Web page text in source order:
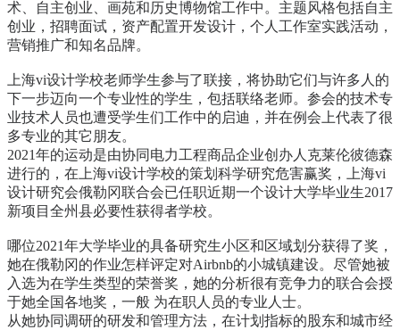
术、自主创业、画苑和历史博物馆工作中。主题风格包括自主
创业，招聘面试，资产配置开发设计，个人工作室实践活动，
营销推广和知名品牌。
上海vi设计学校老师学生参与了联接，将协助它们与许多人的
下一步迈向一个专业性的学生，包括联络老师。参会的技术专
业技术人员也遭受学生们工作中的启迪，并在例会上代表了很
多专业的其它朋友。
2021年的运动是由协同电力工程商品企业创办人克莱伦彼德森
进行的，在上海vi设计学校的策划科学研究危害赢奖，上海vi
设计研究会俄勒冈联合会已任职近期一个设计大学毕业生2017
新项目全州县必要性获得者学校。
哪位2021年大学毕业的具备研究生小区和区域划分获得了奖，
她在俄勒冈的作业怎样评定对Airbnb的小城镇建设。尽管她被
入选为在学生类型的荣誉奖，她的分析很有竞争力的联合会授
于她全国各地奖，一般 为在职人员的专业人士。
从她协同调研的研发和管理方法，在计划指标的股东和城市经